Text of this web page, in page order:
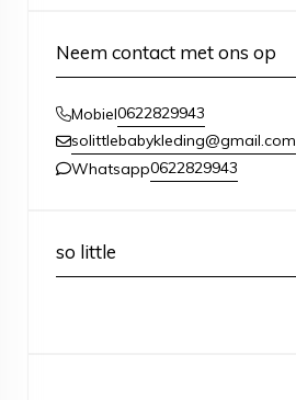
Neem contact met ons op
Mobiel0622829943
solittlebabykleding@gmail.com
Whatsapp0622829943
so little